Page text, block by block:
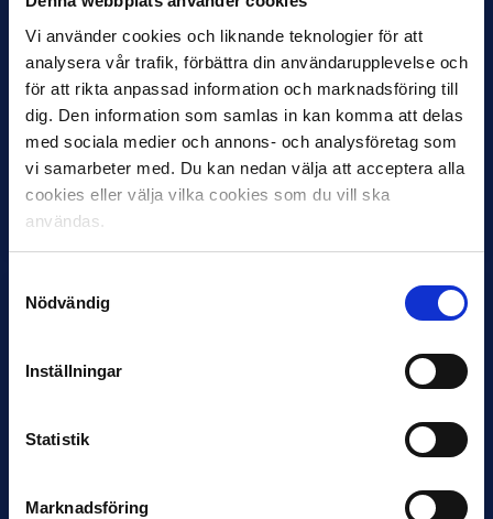
Vi använder cookies och liknande teknologier för att
analysera vår trafik, förbättra din användarupplevelse och
för att rikta anpassad information och marknadsföring till
dig. Den information som samlas in kan komma att delas
med sociala medier och annons- och analysföretag som
vi samarbeter med. Du kan nedan välja att acceptera alla
cookies eller välja vilka cookies som du vill ska
användas.
Nödvändig
Inställningar
Statistik
Marknadsföring
11 JUNI
VM-spelare med förflutet i Allsvenskan
och Superettan
Bosnien & Hercegovina Armin Gigovic — Helsingborgs IF
Dennis Hadžikadunić — Malmö FF / Trelleborg FF
Elfenbenskusten…
11 JUNI
Han nätade snyggast i maj: “Ett alldeles